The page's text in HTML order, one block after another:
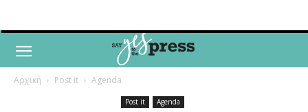
Αρχική Post it Agenda
Post it Agenda